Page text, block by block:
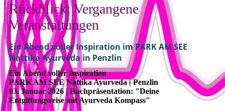
Rückblick: Vergangene
Veranstaltungen
Ein Abend voller Inspiration im PARK AM SEE
Nattika Ayurveda in Penzlin
Ein Abend voller Inspiration
PARK AM SEE Nattika Ayurveda | Penzlin
03. Januar 2026 | Buchpräsentation: "Deine
Entgiftungsreise mit Ayurveda Kompass"